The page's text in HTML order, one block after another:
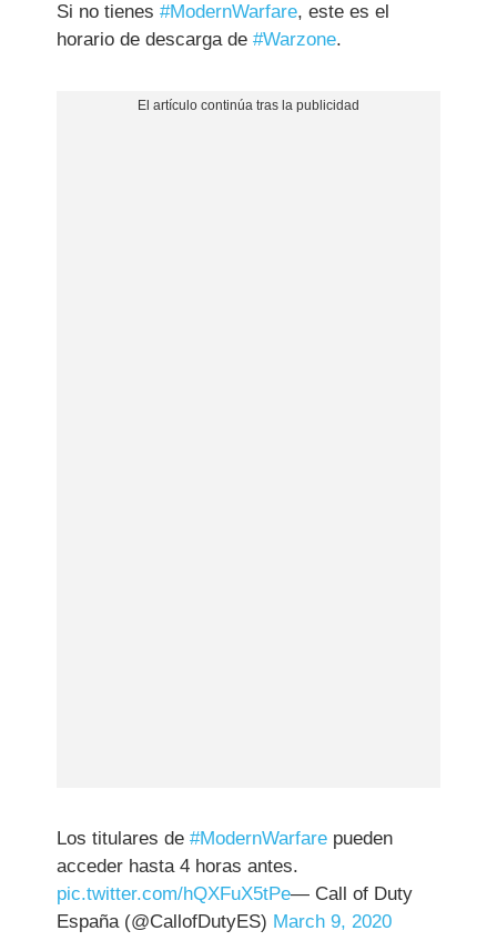
Si no tienes#ModernWarfare, este es el
horario de descarga de#Warzone.
Los titulares de#ModernWarfare pueden
acceder hasta 4 horas antes.
pic.twitter.com/hQXFuX5tPe— Call of Duty
España (@CallofDutyES) March 9, 2020